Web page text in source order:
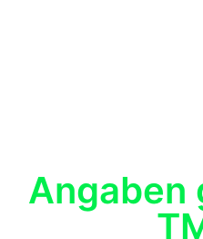
Angaben